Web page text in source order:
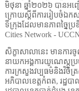
មិថុនា ឆ្នាំ២០២៦ បានអ
ក្រោយស្តីពីការរៀបចំឯក
ទីក្រុងដែល​មាន​ភាព​ច្នៃប្
Cities Network -
សិក្ខាសាលានេះ មានកា
នាយកអង្គការយូណេស្កូប្រ
ការក្រសួងវប្បធម៌​និងវិចិ
អភិបាលខេត្តកំពត, រដ្ឋប